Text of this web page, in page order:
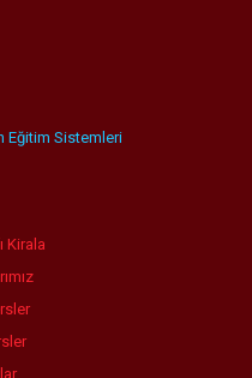
Eğitim Sistemleri
Kirala